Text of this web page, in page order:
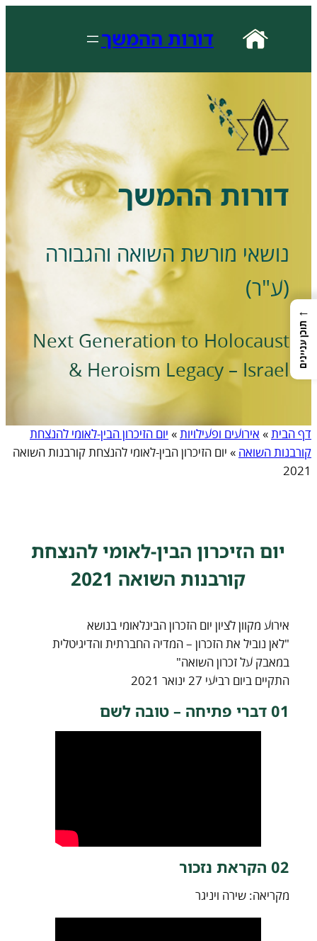
דורות ההמשך
דורות ההמשך
נושאי מורשת השואה והגבורה
(ע"ר)
Next Generation to Holocaust
& Heroism Legacy – Israel
דף הבית» אירועים ופעילויות» יום הזיכרון הבין-לאומי להנצחת
קורבנות השואה » יום הזיכרון הבין-לאומי להנצחת קורבנות השואה
2021
יום הזיכרון הבין-לאומי להנצחת
קורבנות השואה 2021
אירוע מקוון לציון יום הזכרון הבינלאומי בנושא
"לאן נוביל את הזכרון – המדיה החברתית והדיגיטלית
במאבק על זכרון השואה"
התקיים ביום רביעי 27 ינואר 2021
01 דברי פתיחה – טובה לשם
02 הקראת נזכור
מקריאה: שירה ויניגר
←
תוכן עניינים